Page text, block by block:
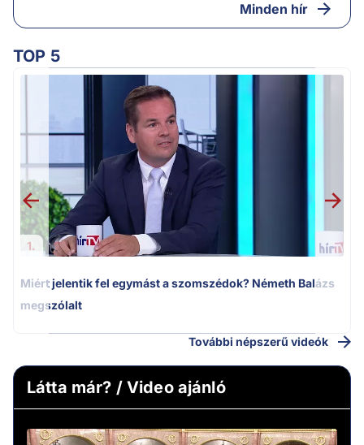
Minden hír
TOP 5
1.
Miért jelentik fel egymást a szomszédok? Németh Balázs
megszólalt
További népszerű videók
Látta már? / Video ajánló